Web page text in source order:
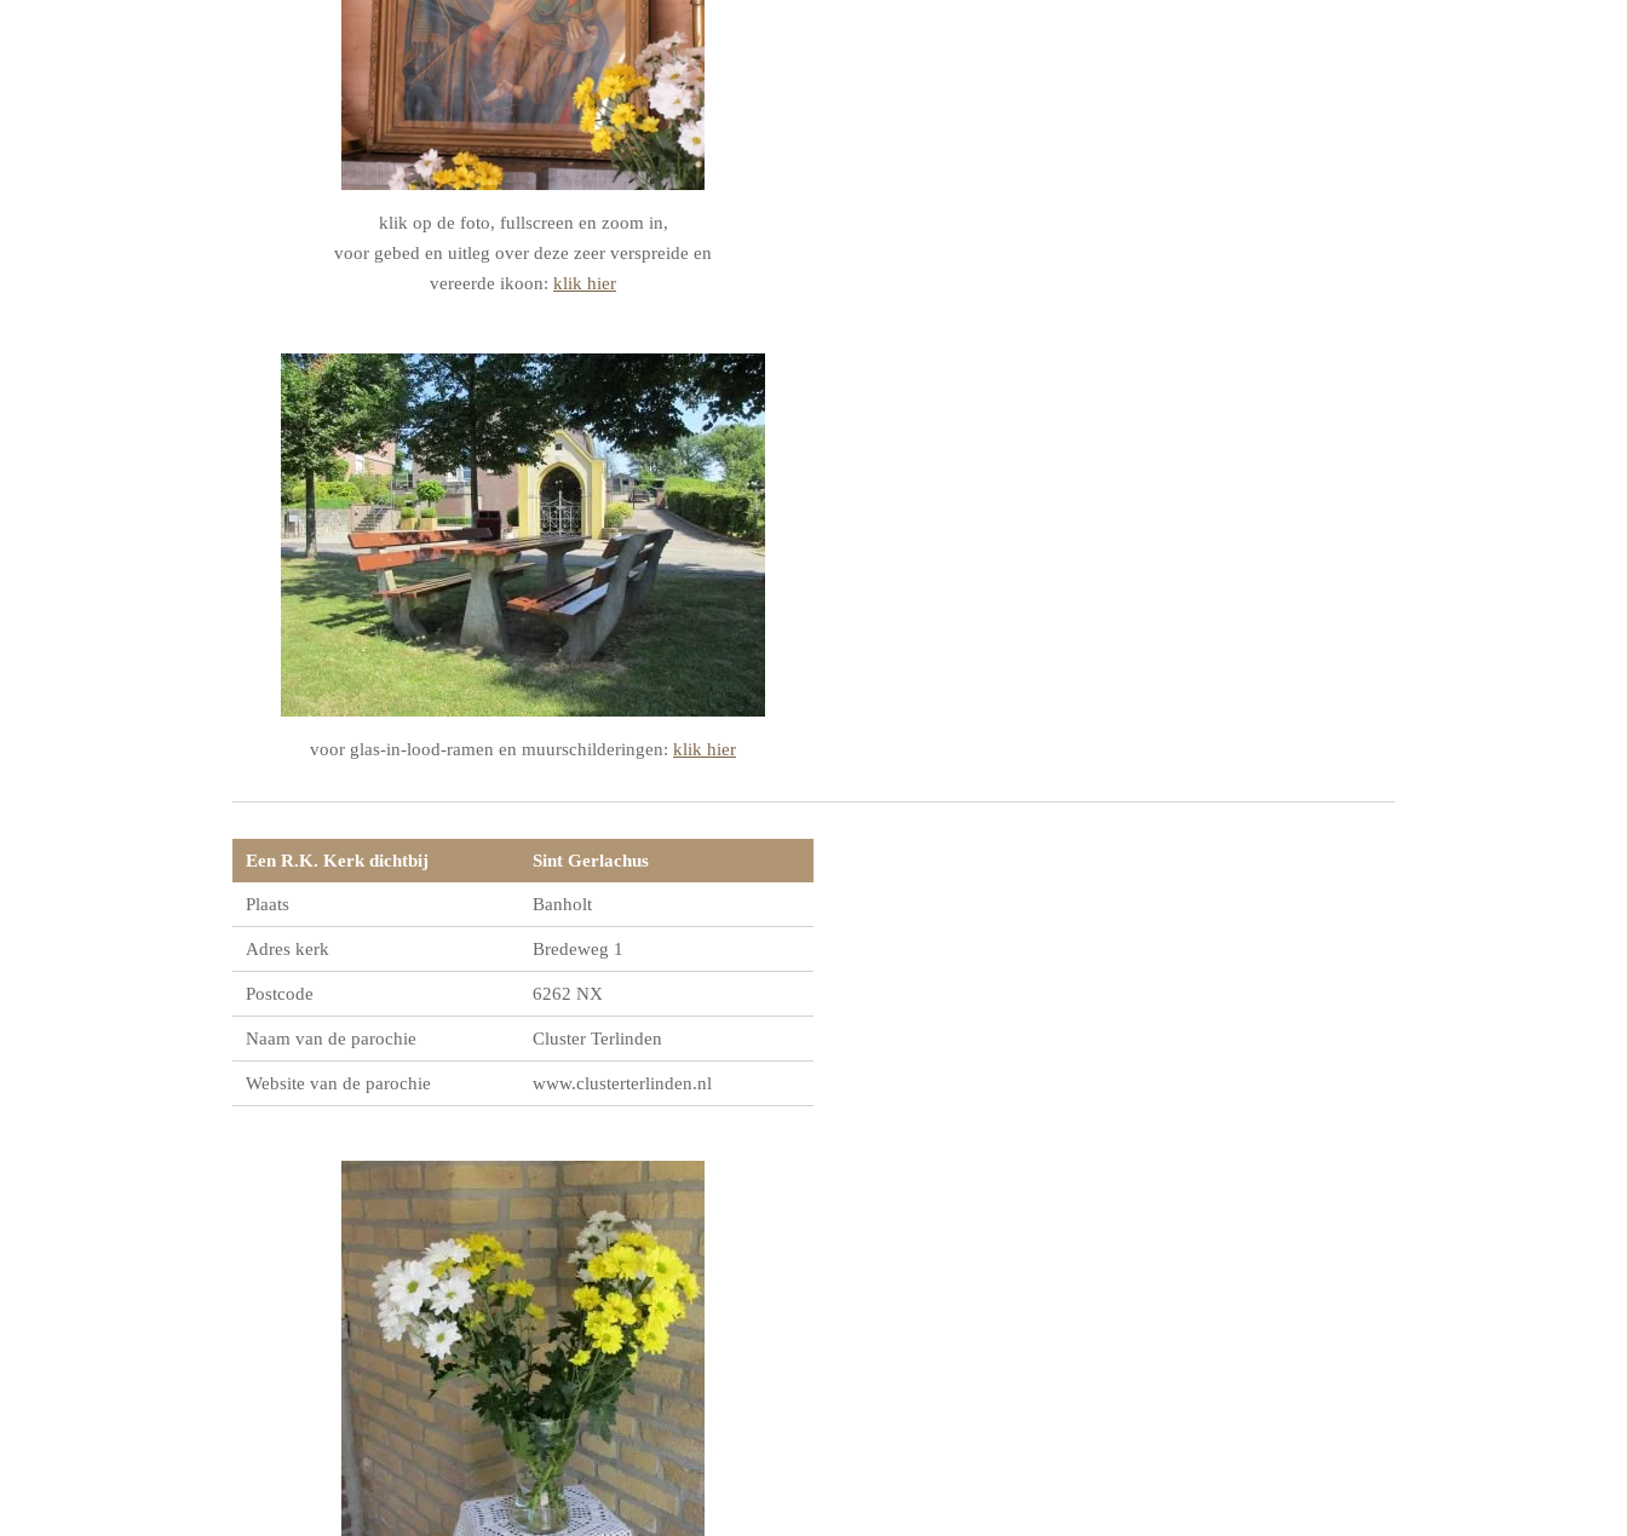
klik op de foto, fullscreen en zoom in,
voor gebed en uitleg over deze zeer verspreide en
vereerde ikoon: klik hier
voor glas-in-lood-ramen en muurschilderingen: klik hier
Een R.K. Kerk dichtbij Sint Gerlachus
Plaats Banholt
Adres kerk Bredeweg 1
Postcode 6262 NX
Naam van de parochie Cluster Terlinden
Website van de parochie www.clusterterlinden.nl